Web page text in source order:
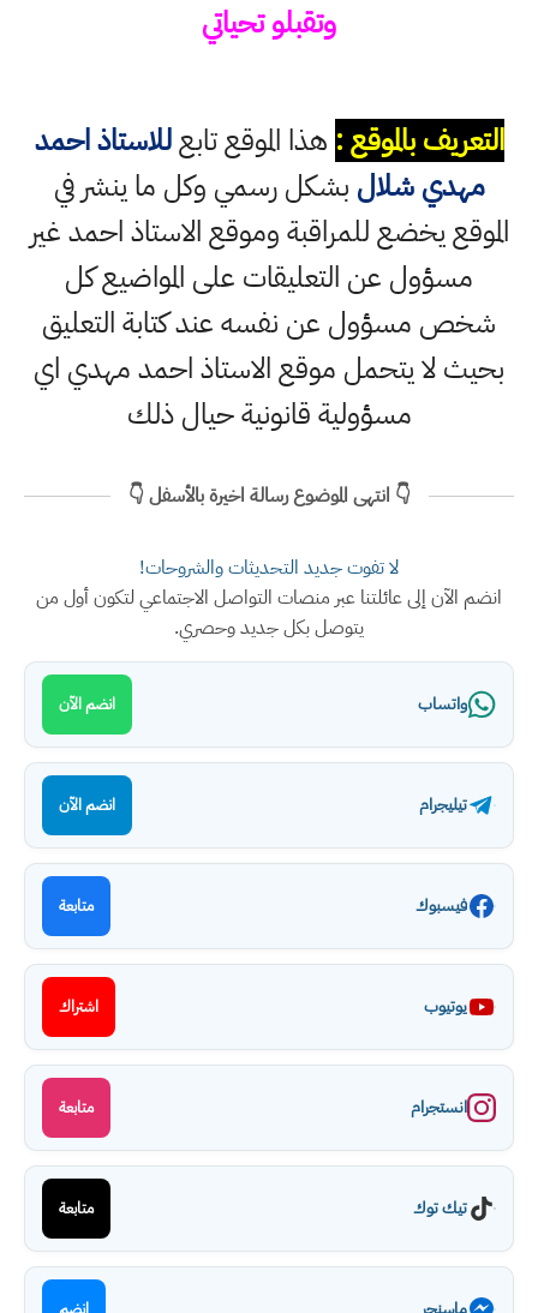
وتقبلو تحياتي
التعريف بالموقع : هذا الموقع تابعللاستاذ احمد
مهدي شلال بشكل رسمي وكل ما ينشر في
الموقع يخضع للمراقبة وموقع الاستاذ احمد غير
مسؤول عن التعليقات على المواضيع كل
شخص مسؤول عن نفسه عند كتابة التعليق
بحيث لا يتحمل موقع الاستاذ احمد مهدي اي
مسؤولية قانونية حيال ذلك
👇 انتهى الموضوع رسالة اخيرة بالأسفل 👇
لا تفوت جديد التحديثات والشروحات!
انضم الآن إلى عائلتنا عبر منصات التواصل الاجتماعي لتكون أول من
يتوصل بكل جديد وحصري.
واتساب انضم الآن
تيليجرام انضم الآن
فيسبوك متابعة
يوتيوب اشتراك
انستجرام متابعة
تيك توك متابعة